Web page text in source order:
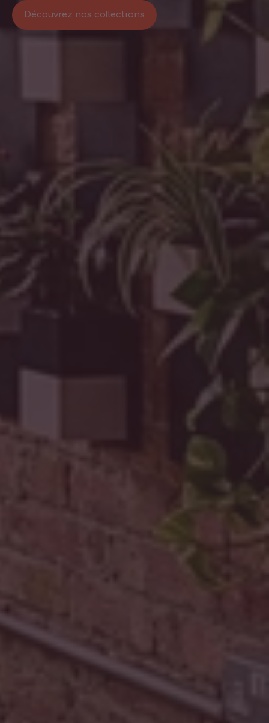
Découvrez nos collections